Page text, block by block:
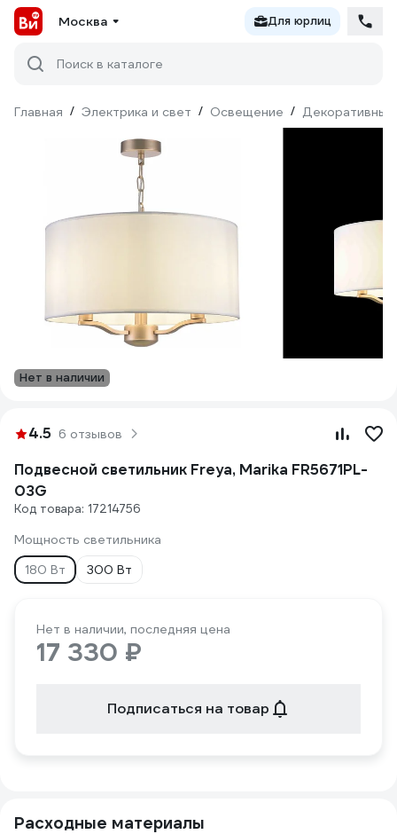
Москва Для юрлиц
Поиск в каталоге
Главная / Электрика и свет / Освещение / Декоративный
Нет в наличии
4.5 6 отзывов
Подвесной светильник Freya, Marika FR5671PL-
03G
Код товара: 17214756
Мощность светильника
180 Вт
300 Вт
Нет в наличии, последняя цена
17 330 ₽
Подписаться на товар
Расходные материалы